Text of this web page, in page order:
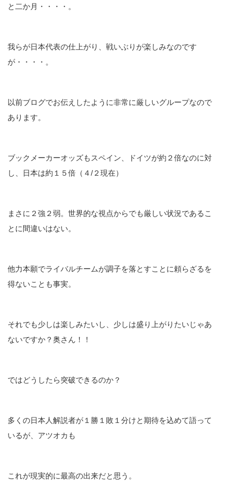
と二か月・・・・。
我らが日本代表の仕上がり、戦いぶりが楽しみなのです
が・・・・。
以前ブログでお伝えしたように非常に厳しいグループなので
あります。
ブックメーカーオッズもスペイン、ドイツが約２倍なのに対
し、日本は約１５倍（４/２現在）
まさに２強２弱。世界的な視点からでも厳しい状況であるこ
とに間違いはない。
他力本願でライバルチームが調子を落とすことに頼らざるを
得ないことも事実。
それでも少しは楽しみたいし、少しは盛り上がりたいじゃあ
ないですか？奥さん！！
ではどうしたら突破できるのか？
多くの日本人解説者が１勝１敗１分けと期待を込めて語って
いるが、アツオカも
これが現実的に最高の出来だと思う。